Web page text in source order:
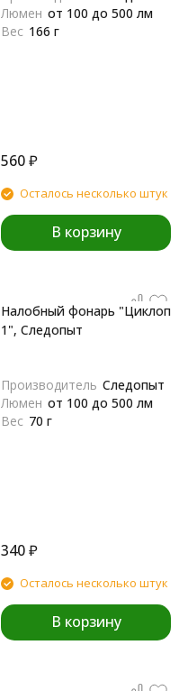
Люмен от 100 до 500 лм
Вес 166 г
560₽
Осталось несколько штук
В корзину
Налобный фонарь "Циклоп
1", Следопыт
Производитель Следопыт
Люмен от 100 до 500 лм
Вес 70 г
340₽
Осталось несколько штук
В корзину